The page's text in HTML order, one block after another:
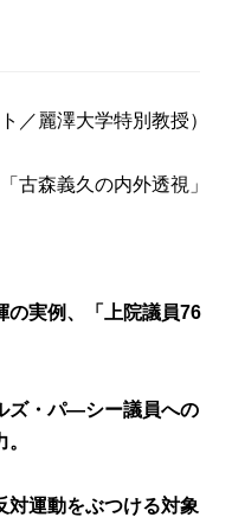
／麗澤大学特別教授）
「古森義久の内外透視」
の実例、「上院議員76
ズ・パ―シー議員への
対運動をぶつける対象